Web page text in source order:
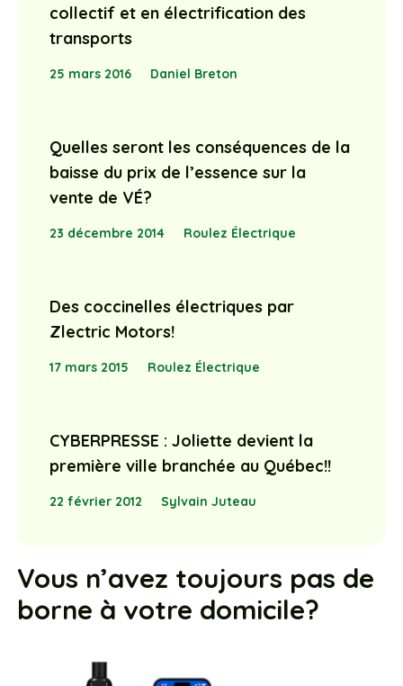
collectif et en électrification des
transports
25 mars 2016 Daniel Breton
Quelles seront les conséquences de la
baisse du prix de l’essence sur la
vente de VÉ?
23 décembre 2014 Roulez Électrique
Des coccinelles électriques par
Zlectric Motors!
17 mars 2015 Roulez Électrique
CYBERPRESSE : Joliette devient la
première ville branchée au Québec!!
22 février 2012 Sylvain Juteau
Vous n’avez toujours pas de
borne à votre domicile?